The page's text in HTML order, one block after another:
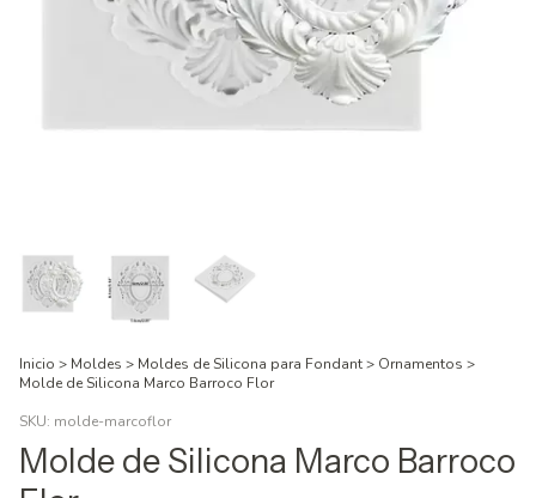
Inicio > Moldes > Moldes de Silicona para Fondant> Ornamentos >
Molde de Silicona Marco Barroco Flor
SKU: molde-marcoflor
Molde de Silicona Marco Barroco